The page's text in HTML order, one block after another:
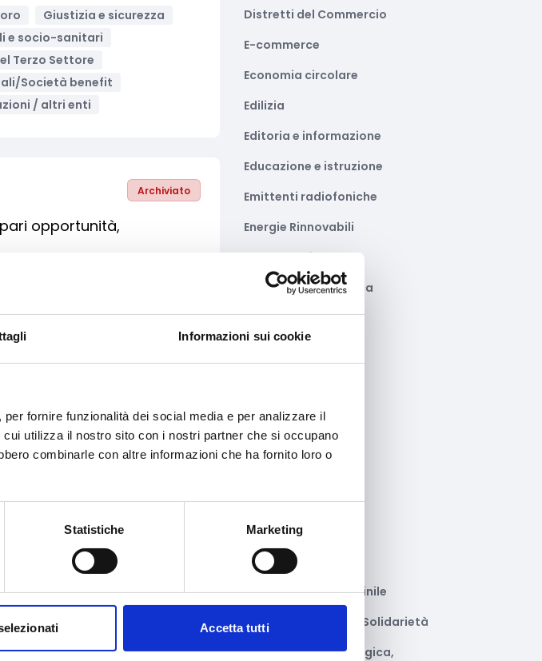
Informazioni sui cookie
fornire funzionalità dei social media e per analizzare il
utilizza il nostro sito con i nostri partner che si occupano
combinarle con altre informazioni che ha fornito loro o
Statistiche Marketing
Accetta tutti
Giustizia e sicurezza
e socio-sanitari
Terzo Settore
Società benefit
/ altri enti
Archiviato
opportunità,
in Albania
e lavoro
Archiviato
l'abbandono giovanile
Distretti del Commercio
E-commerce
Economia circolare
Edilizia
Editoria e informazione
Educazione e istruzione
Emittenti radiofoniche
Energie Rinnovabili
Farmaceutico
Farmacia e/o chimica
Fashion
Formazione e lavoro
Fotovoltaico
Giustizia e sicurezza
Green economy
Impianti sportivi
Imprenditoria femminile
Inclusione Sociale e Solidarietà
Innovazione tecnologica,